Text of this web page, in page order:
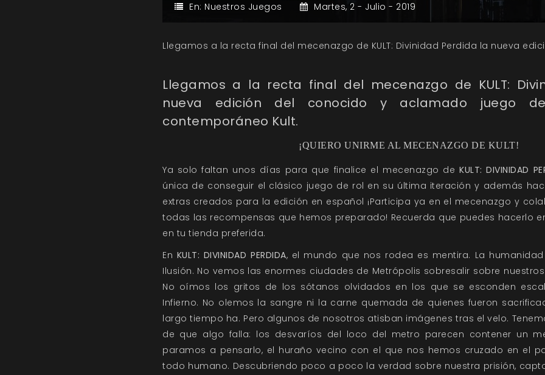
En: Nuestros Juegos Martes, 2 - Julio - 2019
Llegamos a la recta final del mecenazgo de KULT: Divinidad Perdida la nueva
Llegamos a la recta final del mecenazgo de KULT:
nueva edición del conocido y aclamado juego
contemporáneo Kult.
¡QUIERO UNIRME AL MECENAZGO DE KULT!
Ya solo faltan unos días para que finalice el mecenazgo deKULT: DIVINIDAD
única de conseguir el clásico juego de rol en su última iteración y además
extras creados para la edición en español ¡Participa ya en el mecenazgo y
todas las recompensas que hemos preparado! Recuerda que puedes hacerlo
en tu tienda preferida.
En KULT: DIVINIDAD PERDIDA, el mundo que nos rodea es mentira. La
Ilusión. No vemos las enormes ciudades de Metrópolis sobresalir sobre
No oímos los gritos de los sótanos olvidados en los que se esconden
Infierno. No olemos la sangre ni la carne quemada de quienes fueron
largo tiempo ha. Pero algunos de nosotros atisban imágenes tras el velo.
de que algo falla: los desvaríos del loco del metro parecen contener un
paramos a pensarlo, el huraño vecino con el que nos hemos cruzado en el
todo humano. Descubriendo poco a poco la verdad sobre nuestra prisión,